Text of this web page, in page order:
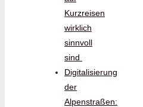
Kurzreisen
wirklich
sinnvoll
sind
Digitalisierung
der
Alpenstraßen: